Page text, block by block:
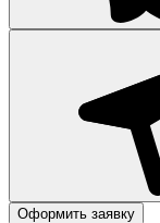
Оформить заявку